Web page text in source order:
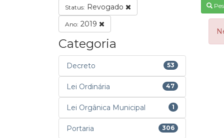
Status: Revogado
Ano: 2019
Categoria
Decreto 53
Lei Ordinária 47
Lei Orgânica Municipal 1
Portaria 306